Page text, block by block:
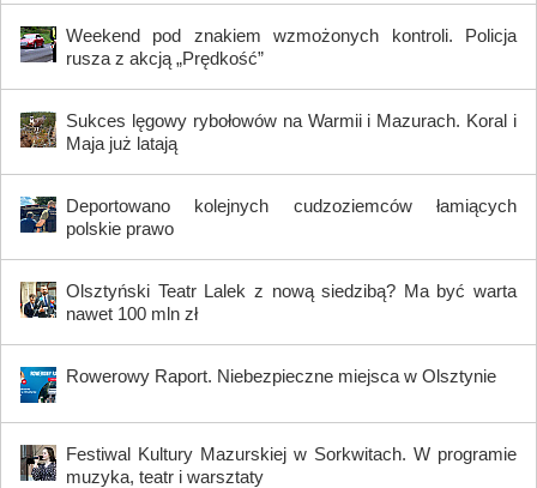
Weekend pod znakiem wzmożonych kontroli. Policja
rusza z akcją „Prędkość”
Sukces lęgowy rybołowów na Warmii i Mazurach. Koral i
Maja już latają
Deportowano kolejnych cudzoziemców łamiących
polskie prawo
Olsztyński Teatr Lalek z nową siedzibą? Ma być warta
nawet 100 mln zł
Rowerowy Raport. Niebezpieczne miejsca w Olsztynie
Festiwal Kultury Mazurskiej w Sorkwitach. W programie
muzyka, teatr i warsztaty